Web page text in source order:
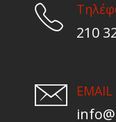
210
EMAIL